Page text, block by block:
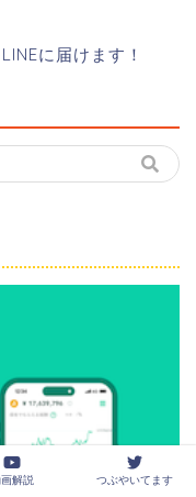
に届けます！
解説 つぶやいてます